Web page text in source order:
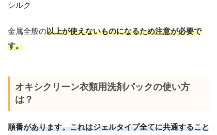
シルク
金属全般の以上が使えないものになるため注意が必要で
す。
オキシクリーン衣類用洗剤パックの使い方
は？
順番があります。これはジェルタイプ全てに共通すること